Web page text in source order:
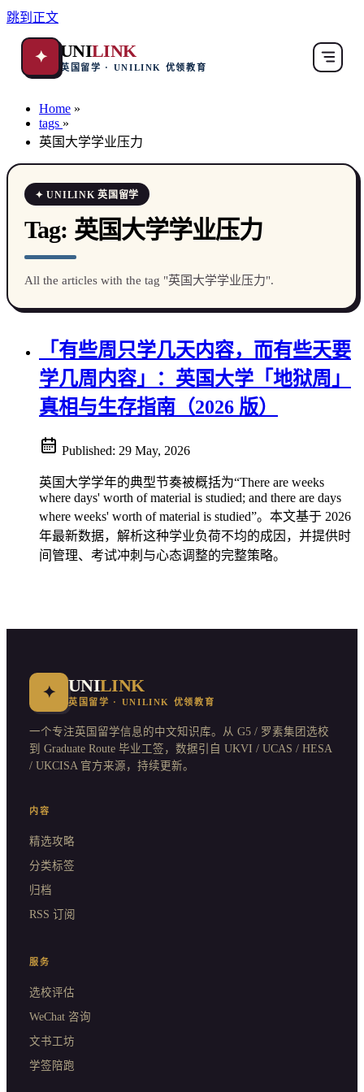
跳到正文
✦ UNILINK
英国留学 · UNILINK 优领教育
Home »
tags »
英国大学学业压力
✦ UNILINK 英国留学
Tag: 英国大学学业压力
All the articles with the tag "英国大学学业压力".
「有些周只学几天内容，而有些天要
学几周内容」：英国大学「地狱周」
真相与生存指南（2026 版）
Published: 29 May, 2026
英国大学学年的典型节奏被概括为“There are weeks
where days' worth of material is studied; and there are days
where weeks' worth of material is studied”。本文基于 2026
年最新数据，解析这种学业负荷不均的成因，并提供时
间管理、考试冲刺与心态调整的完整策略。
✦ UNILINK
英国留学 · UNILINK 优领教育
一个专注英国留学信息的中文知识库。从 G5 / 罗素集团选校
到 Graduate Route 毕业工签，数据引自 UKVI / UCAS / HESA
/ UKCISA 官方来源，持续更新。
内容
精选攻略
分类标签
归档
RSS 订阅
服务
选校评估
WeChat 咨询
文书工坊
学签陪跑